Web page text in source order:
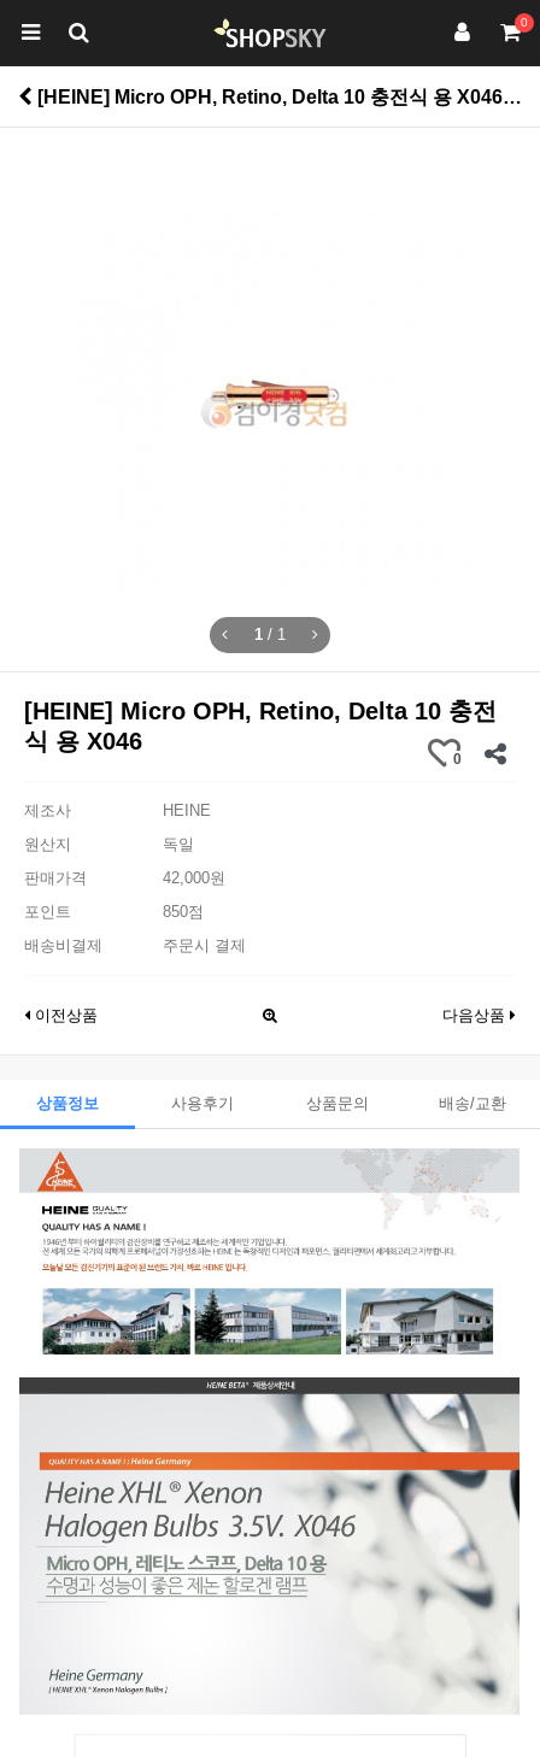
0
[HEINE] Micro OPH, Retino, Delta 10 충전식 용 X046 > 생활건강
1 / 1
[HEINE] Micro OPH, Retino, Delta 10 충전
식 용 X046
0
제조사
HEINE
원산지
독일
판매가격
42,000원
포인트
850점
배송비결제
주문시 결제
이전상품 다음상품
상품정보 사용후기 상품문의 배송/교환